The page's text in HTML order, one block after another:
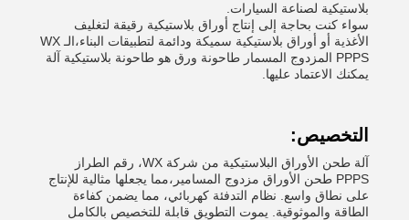
بلاستيكية لصناعة السيارات.
سواء كنت بحاجة إلى إنتاج أوراق بلاستيكية رقيقة لتغليف
الأغذية أو أوراق بلاستيكية سميكة ودائمة لتطبيقات البناء،الـ WX
PPPS المزدوج المسمار طاحونة ورق هو طاحونة بلاستيكية آلة
يمكنك الاعتماد عليها.
التخصيص:
آلة طحن الأوراق البلاستيكية من شركة WX، رقم الطراز
PPPS طحن الأوراق مزدوج المسامير،مما يجعلها مثالية للإنتاج
على نطاق واسع. نظام التدفئة كهربائي، مما يضمن كفاءة
الطاقة والموثوقية. يموت التطويق قابلة للتخصيص بالكامل